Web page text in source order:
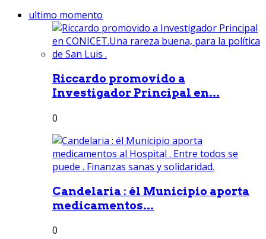
ultimo momento
Riccardo promovido a
Investigador Principal en...
0
Candelaria : él Municipio aporta
medicamentos...
0